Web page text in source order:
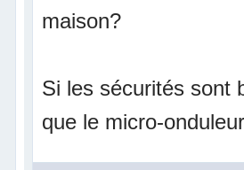
maison?
Si les sécurités sont
que le micro-